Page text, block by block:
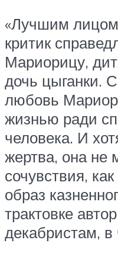
«Лучшим
критик
Мариорицу,
дочь цыганки.
любовь
жизнью ради
человека. И
жертва, она не
сочувствия,
образ
трактовке
декабристам, в